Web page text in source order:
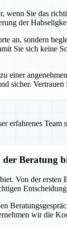
Sie das
der
an, sondern
Sie sich keine
sicher.
erfahrenes
Beratung
Von der
wir die